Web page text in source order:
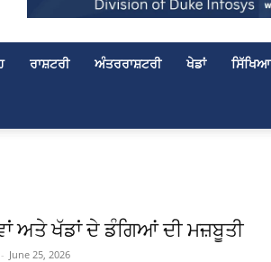
ਰਾਸ਼ਟਰੀ ਅੰਤਰਰਾਸ਼ਟਰੀ ਖੇਡਾਂ ਸਿੱਖਿਆ
ਅਤੇ ਖੱਡਾਂ ਦੇ ਡੰਗਿਆਂ ਦੀ ਮਜ਼ਬੂਤੀ
- June 25, 2026